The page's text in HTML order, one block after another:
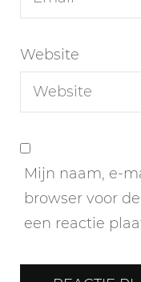
Website
Mijn naam, e-
browser voor
een reactie